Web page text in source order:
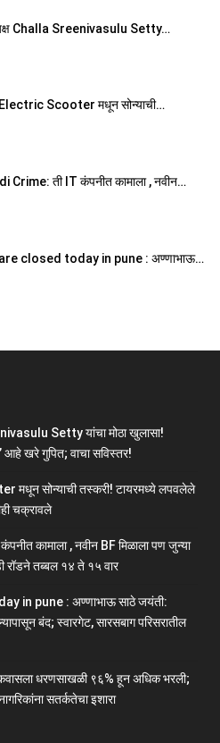
Challa Sreenivasulu Setty…
Electric Scooter मधून सोन्याची…
Crime: ती IT कंपनीत कामाला , नवीन…
closed today in pune : अण्णाभाऊ…
Setty यांचा मोठा खुलासा!
खरे गुपित; वाचा सविस्तर!
मधून सोन्याची तस्करी! टायरमध्ये लपवलेले
चक्रावले
कामाला , नवीन BF मिळाला पण जुन्या
रॉडने तब्बल १४ ते १५ वार
in pune : अण्णाभाऊ साठे जयंती:
बंद; स्वारगेट, सारसबाग परिसरातील
धरणसाखळी ९६% हून अधिक भरली;
सतर्कतेचा इशारा